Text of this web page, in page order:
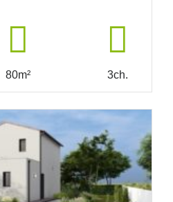
80m² 3ch.